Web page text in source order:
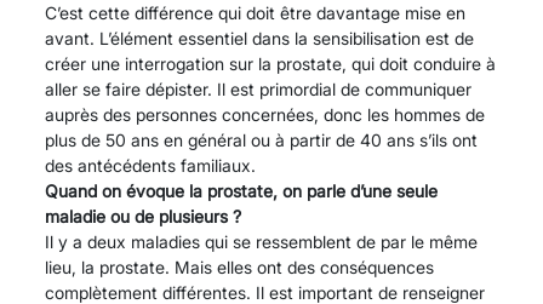
C’est cette différence qui doit être davantage mise en
avant. L’élément essentiel dans la sensibilisation est de
créer une interrogation sur la prostate, qui doit conduire à
aller se faire dépister. Il est primordial de communiquer
auprès des personnes concernées, donc les hommes de
plus de 50 ans en général ou à partir de 40 ans s’ils ont
des antécédents familiaux.
Quand on évoque la prostate, on parle d’une seule
maladie ou de plusieurs ?
Il y a deux maladies qui se ressemblent de par le même
lieu, la prostate. Mais elles ont des conséquences
complètement différentes. Il est important de renseigner